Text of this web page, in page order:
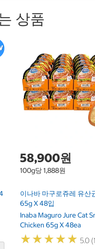
상품
58,900원
100g당 1,888원
이나바 마구로쥬레 유산
65g X 48입
Inaba Maguro Jure Cat
Chicken 65g X 48ea
★★★★★
★★★★★ 5.0